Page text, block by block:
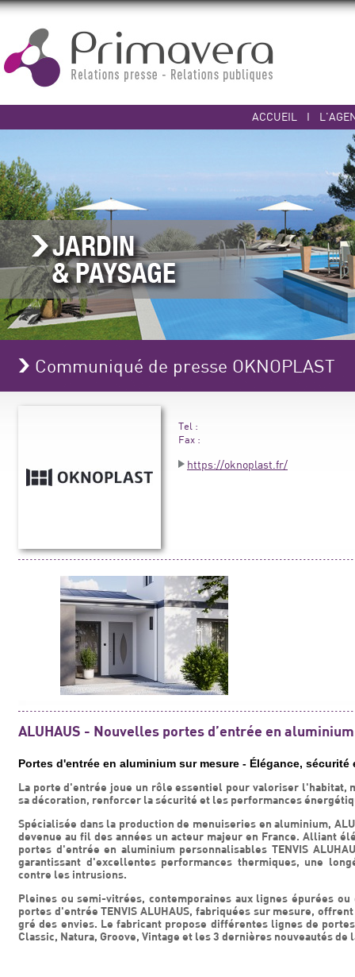
ACCUEIL I
Communiqué de presse OKNOPLAST
Tel :
Fax :
https://oknoplast.fr/
ALUHAUS - Nouvelles portes d’entrée en aluminium
Portes d'entrée en aluminium sur mesure - Élégance, sécurité
La porte d'entrée joue un rôle essentiel pour valoriser
sa décoration, renforcer la sécurité et les performances
Spécialisée dans la production de menuiseries en aluminium,
devenue au fil des années un acteur majeur en France. Alliant
portes d'entrée en aluminium personnalisables TENVIS
garantissant d'excellentes performances thermiques, une
contre les intrusions.
Pleines ou semi-vitrées, contemporaines aux lignes épurées
portes d'entrée TENVIS ALUHAUS, fabriquées sur mesure,
gré des envies. Le fabricant propose différentes lignes de
Classic, Natura, Groove, Vintage et les 3 dernières nouveautés